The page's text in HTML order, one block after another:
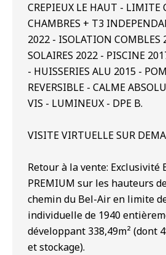
CREPIEUX LE HAUT - LIMITE
CHAMBRES + T3
2022 - ISOLATION COMBLES
SOLAIRES 2022 - PISCINE
- HUISSERIES ALU 2015 -
REVERSIBLE - CALME
VIS - LUMINEUX - DPE B.
VISITE VIRTUELLE SUR
Retour à la vente: Exclusivité
PREMIUM sur les hauteurs
chemin du Bel-Air en limite
individuelle de 1940
développant 338,49m² (dont
et stockage).